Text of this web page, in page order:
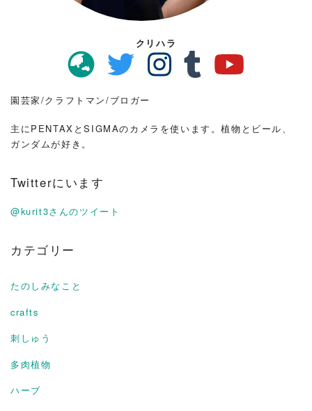
クリハラ
園芸家/クラフトマン/ブロガー
主にPENTAXとSIGMAのカメラを使います。植物とビール、
ガンダムが好き。
Twitterにいます
@kurit3さんのツイート
カテゴリー
たのしみなこと
crafts
刺しゅう
多肉植物
ハーブ